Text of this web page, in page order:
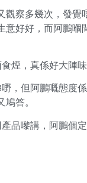
觀察多幾次，發覺
意好好，而阿鵬嗰
煙，真係好大陣味
，但阿鵬嘅態度
答。
品嚟講，阿鵬個